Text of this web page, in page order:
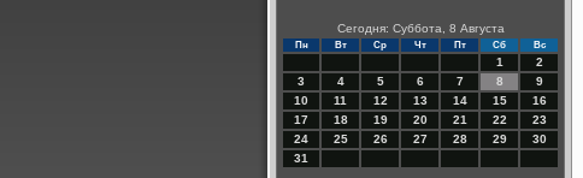
Сегодня: Суббота, 8 Августа
Пн Вт Ср Чт Пт Сб Вс
1
2
3
4 5 6 7 8
9
10
11 12 13 14 15
16
17
18 19 20 21 22
23
24
25 26 27 28 29
30
31